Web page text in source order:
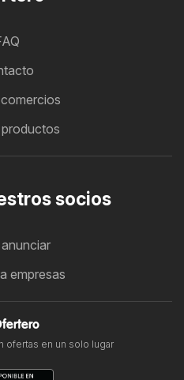
socios
empresas
ofertas en un solo lugar